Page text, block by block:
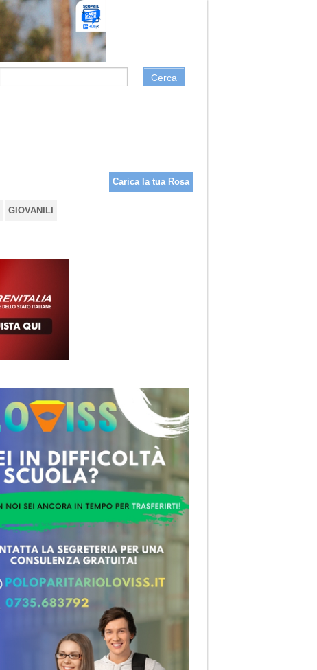
Cerca
Carica la tua Rosa
GIOVANILI